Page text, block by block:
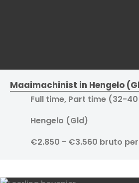
Maaimachinist in Hengelo
Full time, Part time (32-
Hengelo (Gld)
€2.850 - €3.560 bruto